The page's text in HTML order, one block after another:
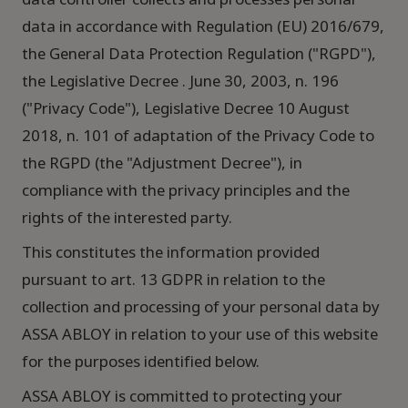
data in accordance with Regulation (EU) 2016/679,
the General Data Protection Regulation ("RGPD"),
the Legislative Decree . June 30, 2003, n. 196
("Privacy Code"), Legislative Decree 10 August
2018, n. 101 of adaptation of the Privacy Code to
the RGPD (the "Adjustment Decree"), in
compliance with the privacy principles and the
rights of the interested party.
This constitutes the information provided
pursuant to art. 13 GDPR in relation to the
collection and processing of your personal data by
ASSA ABLOY in relation to your use of this website
for the purposes identified below.
ASSA ABLOY is committed to protecting your